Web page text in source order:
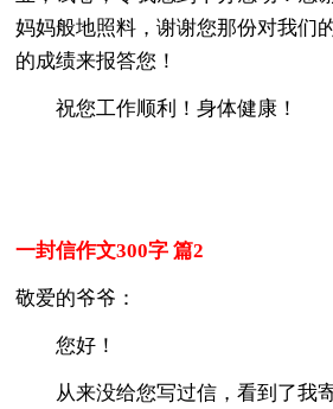
妈妈般地照料，谢谢您那份对我们
的成绩来报答您！
祝您工作顺利！身体健康！
一封信作文300字 篇2
敬爱的爷爷：
您好！
从来没给您写过信，看到了我